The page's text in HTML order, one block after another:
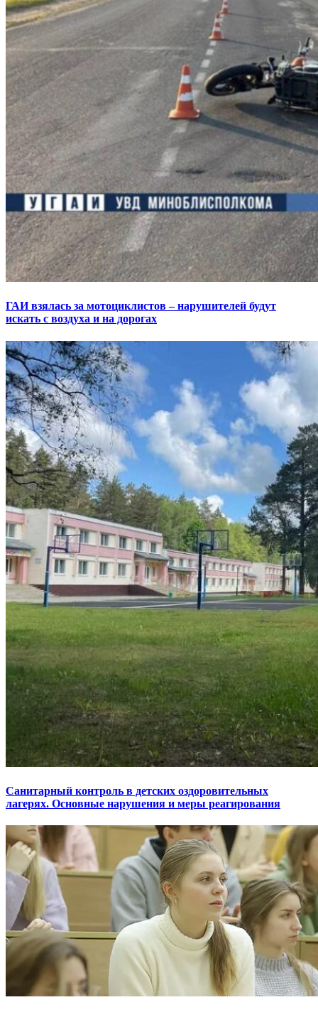
ГАИ взялась за мотоциклистов – нарушителей будут
искать с воздуха и на дорогах
Санитарный контроль в детских оздоровительных
лагерях. Основные нарушения и меры реагирования